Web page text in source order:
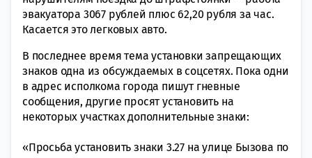
эвакуатора 3067 рублей плюс 62,20 рубля за час.
Касается это легковых авто.
В последнее время тема установки запрещающих
знаков одна из обсуждаемых в соцсетях. Пока одни
в адрес исполкома города пишут гневные
сообщения, другие просят установить на
некоторых участках дополнительные знаки:
«Просьба установить знаки 3.27 на улице Бызова по